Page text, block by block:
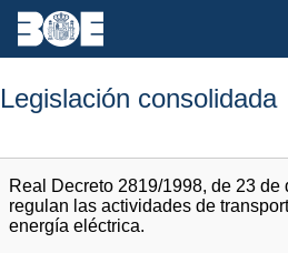
Legislación consolidada
Real Decreto 2819/1998, de 23
regulan las actividades de
energía eléctrica.